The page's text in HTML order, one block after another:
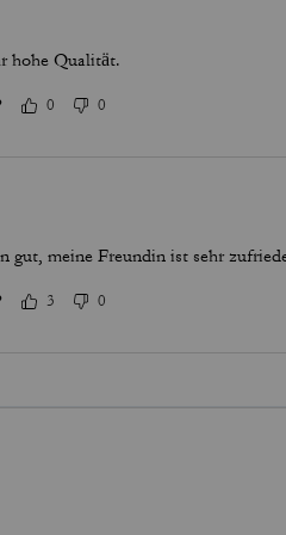
hohe Qualität.
0 0
gut, meine Freundin ist sehr
3 0